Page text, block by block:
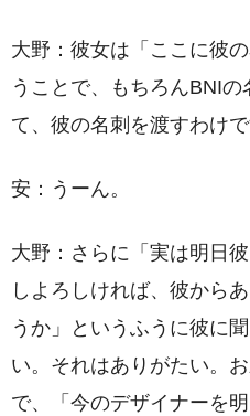
大野：彼女は「ここに彼
うことで、もちろんBNI
て、彼の名刺を渡すわけで
安：うーん。
大野：さらに「実は明日
しよろしければ、彼から
うか」というふうに彼に
い。それはありがたい。
で、「今のデザイナーを